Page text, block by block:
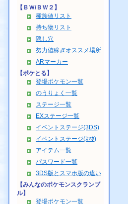
【ＢＷ/ＢＷ２】
種族値リスト
持ち物リスト
隠し穴
努力値稼ぎオススメ場所
ARマーカー
【ポケとる】
登場ポケモン一覧
のうりょく一覧
ステージ一覧
EXステージ一覧
イベントステージ(3DS)
イベントステージ(ｽﾏﾎ)
アイテム一覧
パスワード一覧
3DS版とスマホ版の違い
【みんなのポケモンスクランブ
ル】
登場ポケモン一覧